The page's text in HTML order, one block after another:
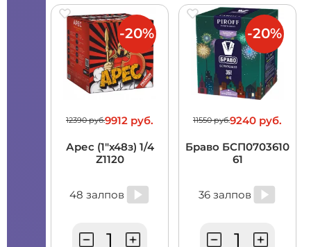
12390 руб.9912 руб.
Арес (1"х48з) 1/4
Z1120
48 залпов
-20%
11550 руб.9240 руб.
Браво БСП0703610
61
36 залпов
-20%